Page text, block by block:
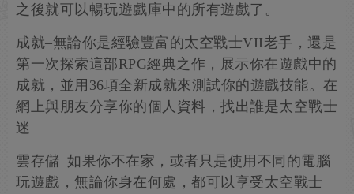
之後就可以暢玩遊戲庫中的所有遊戲了。
成就–無論你是經驗豐富的太空戰士VII老手，還是
第一次探索這部RPG經典之作，展示你在遊戲中的
成就，並用36項全新成就來測試你的遊戲技能。在
網上與朋友分享你的個人資料，找出誰是太空戰士
迷
雲存儲–如果你不在家，或者只是使用不同的電腦
玩遊戲，無論你身在何處，都可以享受太空戰士